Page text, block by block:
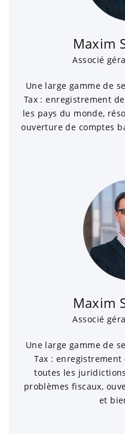
Maxim
Associé
Une large gamme de
Tax : enregistrement
les pays du monde,
ouverture de comptes
Maxim
Associé
Une large gamme de
Tax :
toutes les
problèmes fiscaux,
et